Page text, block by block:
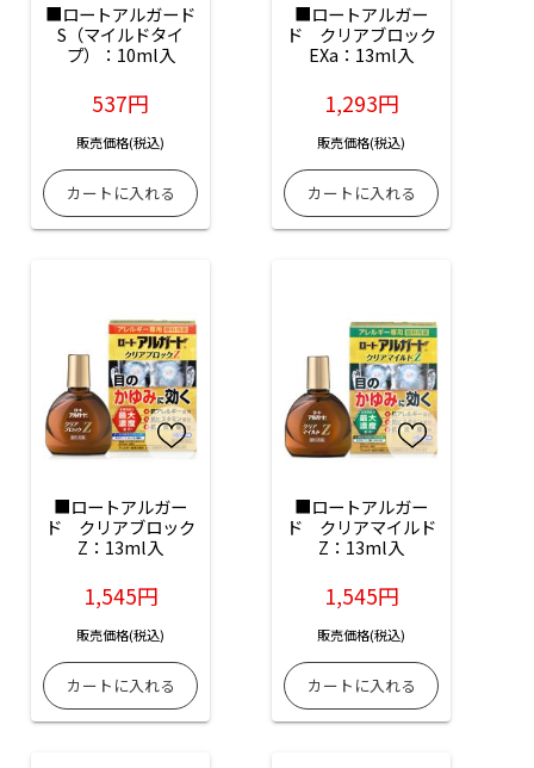
■ロートアルガード
S（マイルドタイ
プ）：10ml入
537円
販売価格(税込)
■ロートアルガー
ド　クリアブロック
EXa：13ml入
1,293円
販売価格(税込)
■ロートアルガー
ド　クリアブロック
Z：13ml入
1,545円
販売価格(税込)
■ロートアルガー
ド　クリアマイルド
Z：13ml入
1,545円
販売価格(税込)